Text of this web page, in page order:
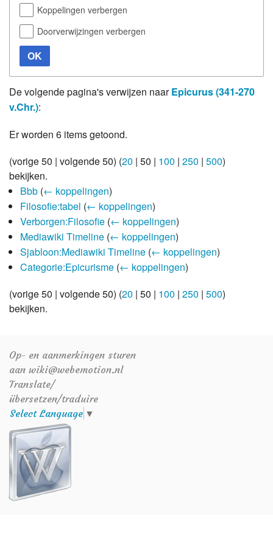
Koppelingen verbergen
Doorverwijzingen verbergen
OK
De volgende pagina's verwijzen naarEpicurus (341-270
v.Chr.):
Er worden 6 items getoond.
(vorige 50 | volgende 50) (20 | 50 | 100 | 250 | 500)
bekijken.
Bbb (← koppelingen)
Filosofie:tabel (← koppelingen)
Verborgen:Filosofie (← koppelingen)
Mediawiki Timeline (← koppelingen)
Sjabloon:Mediawiki Timeline (← koppelingen)
Categorie:Epicurisme (← koppelingen)
(vorige 50 | volgende 50) (20 | 50 | 100 | 250 | 500)
bekijken.
Op- en aanmerkingen sturen
aan wiki@webemotion.nl
Translate/
übersetzen/traduire
Select Language ▼